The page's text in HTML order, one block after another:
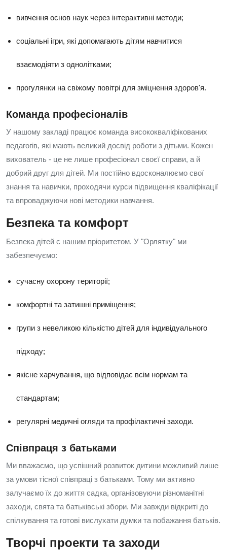
вивчення основ наук через інтерактивні методи;
соціальні ігри, які допомагають дітям навчитися
взаємодіяти з однолітками;
прогулянки на свіжому повітрі для зміцнення здоров'я.
Команда професіоналів
У нашому закладі працює команда висококваліфікованих
педагогів, які мають великий досвід роботи з дітьми. Кожен
вихователь - це не лише професіонал своєї справи, а й
добрий друг для дітей. Ми постійно вдосконалюємо свої
знання та навички, проходячи курси підвищення кваліфікації
та впроваджуючи нові методики навчання.
Безпека та комфорт
Безпека дітей є нашим пріоритетом. У "Орлятку" ми
забезпечуємо:
сучасну охорону території;
комфортні та затишні приміщення;
групи з невеликою кількістю дітей для індивідуального
підходу;
якісне харчування, що відповідає всім нормам та
стандартам;
регулярні медичні огляди та профілактичні заходи.
Співпраця з батьками
Ми вважаємо, що успішний розвиток дитини можливий лише
за умови тісної співпраці з батьками. Тому ми активно
залучаємо їх до життя садка, організовуючи різноманітні
заходи, свята та батьківські збори. Ми завжди відкриті до
спілкування та готові вислухати думки та побажання батьків.
Творчі проекти та заходи